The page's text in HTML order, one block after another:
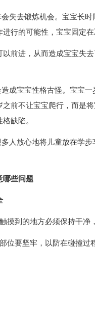
失去锻炼机会。宝宝长
行的可能性，宝宝固定在
前进，从而造成宝宝失
成宝宝性格古怪。宝宝
前不让宝宝爬行，而是
缺陷。
人放心地将儿童放在学
哪些问题
摸到的地方必须保持干净
位要坚牢，以防在碰撞过